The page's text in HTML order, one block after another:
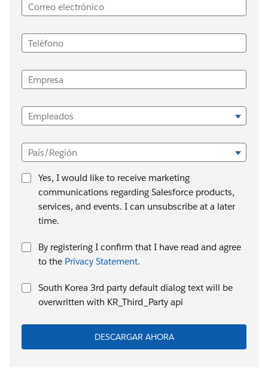
Correo electrónico
Teléfono
Empresa
Empleados
País/Región
Yes, I would like to receive marketing
communications regarding Salesforce products,
services, and events. I can unsubscribe at a later
time.
By registering I confirm that I have read and agree
to the Privacy Statement.
South Korea 3rd party default dialog text will be
overwritten with KR_Third_Party api
DESCARGAR AHORA